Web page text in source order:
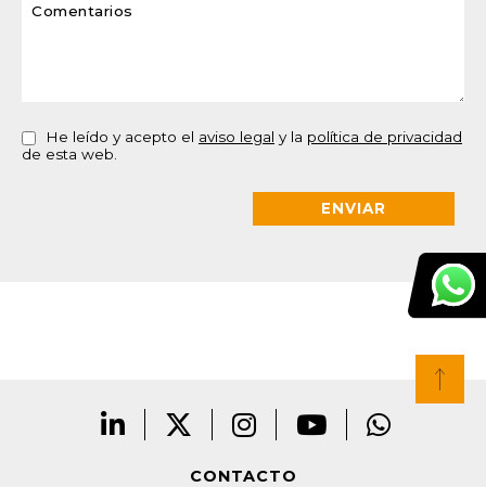
He leído y acepto el aviso legal y la política de privacidad
de esta web.
CONTACTO